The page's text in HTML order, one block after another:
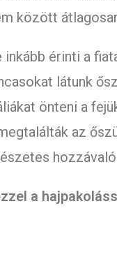
között
érinti a
látunk
önteni a
az
a